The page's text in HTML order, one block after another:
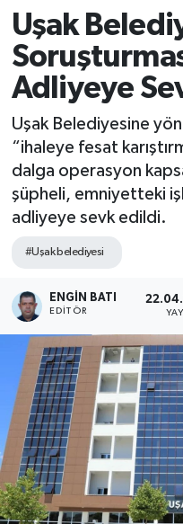
Uşak
Adliyeye
Uşak Belediyesine
“ihaleye fesat
dalga operasyon
şüpheli, emniyetteki
adliyeye sevk edildi.
#Uşak belediyesi
ENGIN BATI
EDITÖR
Son Dakika
Haber Arşivi